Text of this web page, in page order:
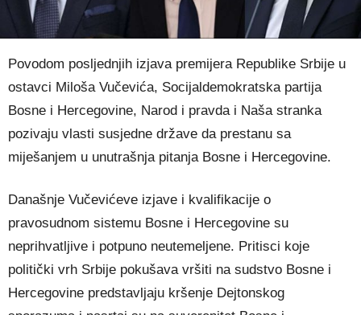
Povodom posljednjih izjava premijera Republike Srbije u
ostavci Miloša Vučevića, Socijaldemokratska partija
Bosne i Hercegovine, Narod i pravda i Naša stranka
pozivaju vlasti susjedne države da prestanu sa
miješanjem u unutrašnja pitanja Bosne i Hercegovine.
Današnje Vučevićeve izjave i kvalifikacije o
pravosudnom sistemu Bosne i Hercegovine su
neprihvatljive i potpuno neutemeljene. Pritisci koje
politički vrh Srbije pokušava vršiti na sudstvo Bosne i
Hercegovine predstavljaju kršenje Dejtonskog